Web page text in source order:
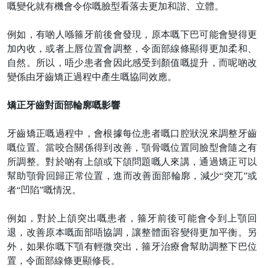
嘅變化就有機會令你嘅臉型看落去更加和諧、立體。
例如，有啲人喺箍牙前後會發現，原本嘅下巴可能會變得更
加內收，或者上唇位置會調整，令面部線條顯得更加柔和、
自然。所以，唔少患者會因此感受到顏值嘅提升，而呢啲改
變係由牙齒矯正過程中產生嘅協同效應。
矯正牙齒對面部輪廓嘅影響
牙齒矯正嘅過程中，會根據每位患者嘅口腔狀況來調整牙齒
嘅位置。當咬合關係得到改善，顎骨嘅位置同臉型會隨之有
所調整。對於啲有上頜或下頜問題嘅人來講，通過矯正可以
幫助顎骨回歸正常位置，進而改善面部輪廓，減少“突兀”或
者“凹陷”嘅情況。
例如，對於上頜突出嘅患者，箍牙前後可能會令到上顎回
退，改善原本嘅面部唔協調，讓整體面容變得更加平衡。另
外，如果你嘅下顎有輕微突出，箍牙治療會幫助調整下巴位
置，令面部線條更顯修長。